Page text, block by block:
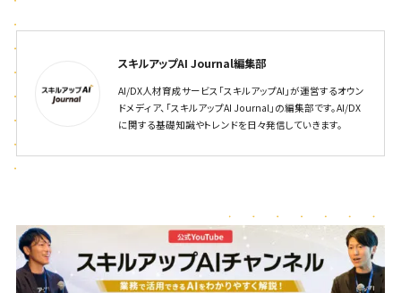
スキルアップAI Journal編集部
AI/DX人材育成サービス「スキルアップAI」が運営するオウン
ドメディア、「スキルアップAI Journal」の編集部です。AI/DX
に関する基礎知識やトレンドを日々発信していきます。